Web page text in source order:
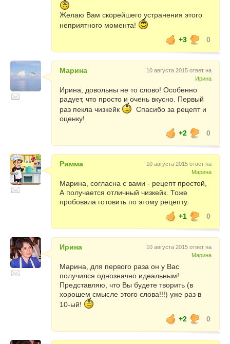
Желаю Вам скорейшего устранения этого
неприятного момента!
+3
0
Марина
10 августа 2015 ответ на
Ирина
Ирина, довольны не то слово! Особенно
радует, что просто и очень вкусно. Первый
раз пекла чизкейк
Спасибо за рецепт и
оценку!
+2
0
Римма
10 августа 2015 ответ на
Марина
Марина, согласна с вами - рецепт простой,
А получается отличный чизкейк. Тоже
пробовала готовить по этому рецепту.
+1
0
Ирина
10 августа 2015 ответ на
Марина
Марина, для первого раза он у Вас
получился однозначно идеальным!
Представляю, что Вы будете творить (в
хорошем смысле этого слова!!!) уже раз в
10-ый!
+2
0